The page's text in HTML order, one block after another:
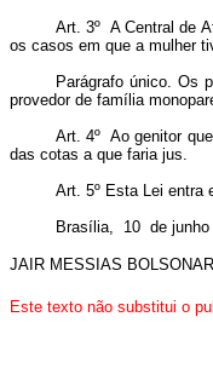
Art. 3º A Central de
os casos em que a mulher
Parágrafo único. Os
provedor de família
Art. 4º Ao genitor
das cotas a que faria jus.
Art. 5º Esta Lei entra
Brasília, 10 de junho
JAIR MESSIAS
Este texto não substitui o